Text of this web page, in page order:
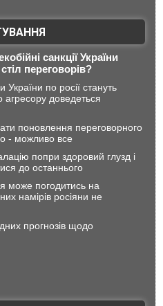
санкції України
переговорів?
України по росії стануть
доведеться
поновлення переговорного
- можливо все
попри здоровий глузд і
до останнього
може погодитись на
намірів росіяни не
прогнозів щодо